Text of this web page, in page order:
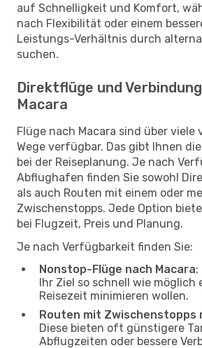
auf Schnelligkeit und Komfort,
nach Flexibilität oder einem
Leistungs-Verhältnis durch
suchen.
Direktflüge und
Macara
Flüge nach Macara sind über viele
Wege verfügbar. Das gibt Ihnen
bei der Reiseplanung. Je nach
Abflughafen finden Sie sowohl
als auch Routen mit einem oder
Zwischenstopps. Jede Option
bei Flugzeit, Preis und Planung.
Je nach Verfügbarkeit finden Sie:
Nonstop-Flüge nach Macara:
Ihr Ziel so schnell wie möglich
Reisezeit minimieren wollen.
Routen mit Zwischenstopps
Diese bieten oft günstigere
Abflugzeiten oder bessere